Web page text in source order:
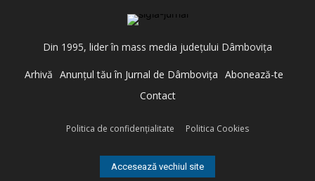
Din 1995, lider în mass media judeţului Dâmboviţa
Arhivă Anunţul tău în Jurnal de Dâmboviţa Abonează-te
Contact
Politica de confidenţialitate Politica Cookies
Accesează vechiul site